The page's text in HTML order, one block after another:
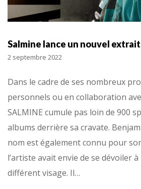
Salmine lance un nouvel
2 septembre 2022
Dans le cadre de ses nombreux
personnels ou en collaboration
SALMINE cumule pas loin de 900
albums derrière sa cravate.
nom est également connu pour
l’artiste avait envie de se dévoiler
différent visage. Il…